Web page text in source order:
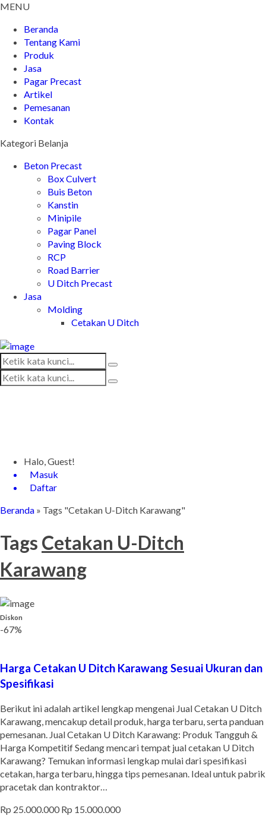
MENU
Beranda
Tentang Kami
Produk
Jasa
Pagar Precast
Artikel
Pemesanan
Kontak
Kategori Belanja
Beton Precast
Box Culvert
Buis Beton
Kanstin
Minipile
Pagar Panel
Paving Block
RCP
Road Barrier
U Ditch Precast
Jasa
Molding
Cetakan U Ditch
Halo, Guest!
Masuk
Daftar
Beranda » Tags "Cetakan U-Ditch Karawang"
Tags Cetakan U-Ditch
Karawang
Diskon
-67%
Harga Cetakan U Ditch Karawang Sesuai Ukuran dan
Spesifikasi
Berikut ini adalah artikel lengkap mengenai Jual Cetakan U Ditch
Karawang, mencakup detail produk, harga terbaru, serta panduan
pemesanan. Jual Cetakan U Ditch Karawang: Produk Tangguh &
Harga Kompetitif Sedang mencari tempat jual cetakan U Ditch
Karawang? Temukan informasi lengkap mulai dari spesifikasi
cetakan, harga terbaru, hingga tips pemesanan. Ideal untuk pabrik
pracetak dan kontraktor…
Rp 25.000.000 Rp 15.000.000